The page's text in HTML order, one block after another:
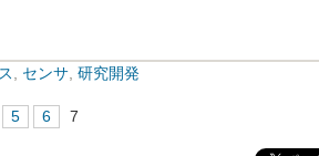
, センサ, 研究開発
5 6 7